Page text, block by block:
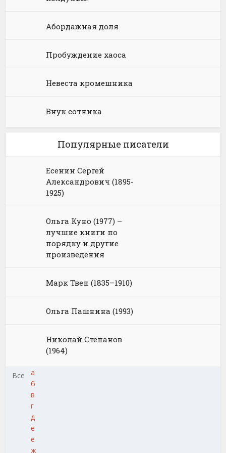
Абордажная доля
Пробуждение хаоса
Невеста кромешника
Внук сотника
Популярные писатели
Есенин Сергей
Александрович (1895-
1925)
Ольга Куно (1977) –
лучшие книги по
порядку и другие
произведения
Марк Твен (1835–1910)
Ольга Пашнина (1993)
Николай Степанов
(1964)
Все
а
б
в
г
д
е
ё
ж